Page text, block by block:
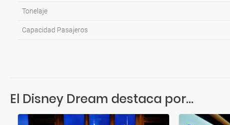
Tonelaje
Capacidad Pasajeros
El Disney Dream destaca por...